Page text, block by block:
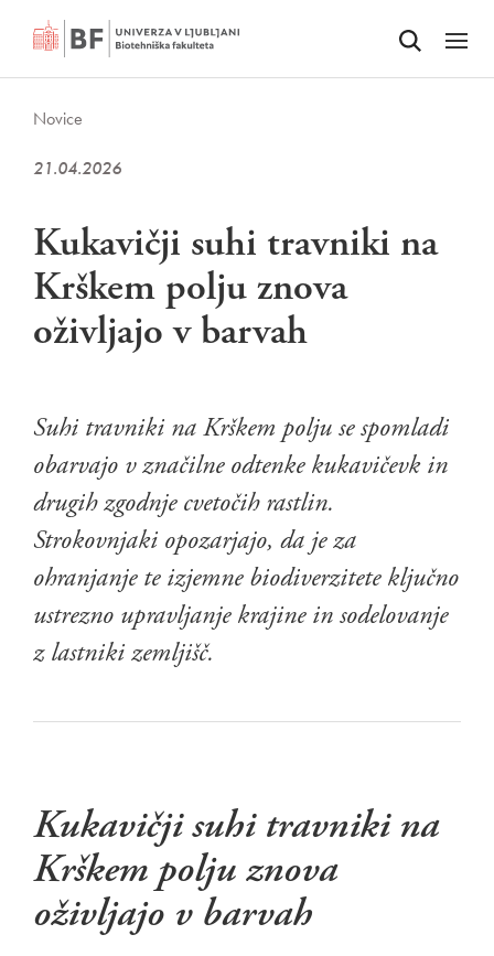
Odpri iskalnik
Odpri
Novice
21.04.2026
Kukavičji suhi travniki na
Krškem polju znova
oživljajo v barvah
Suhi travniki na Krškem polju se spomladi
obarvajo v značilne odtenke kukavičevk in
drugih zgodnje cvetočih rastlin.
Strokovnjaki opozarjajo, da je za
ohranjanje te izjemne biodiverzitete ključno
ustrezno upravljanje krajine in sodelovanje
z lastniki zemljišč.
Kukavičji suhi travniki na
Krškem polju znova
oživljajo v barvah